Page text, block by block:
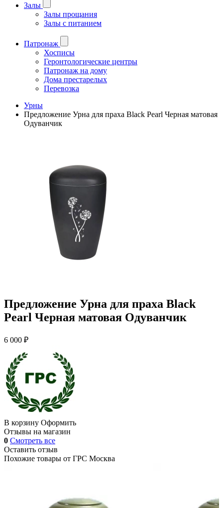
Залы
Залы прощания
Залы с питанием
Патронаж
Хосписы
Геронтологические центры
Патронаж на дому
Дома престарелых
Перевозка
Урны
Предложение Урна для праха Black Pearl Черная матовая
Одуванчик
Предложение Урна для праха Black
Pearl Черная матовая Одуванчик
6 000 ₽
В корзину Оформить
Отзывы на магазин
0 Смотреть все
Оставить отзыв
Похожие товары от ГРС Москва